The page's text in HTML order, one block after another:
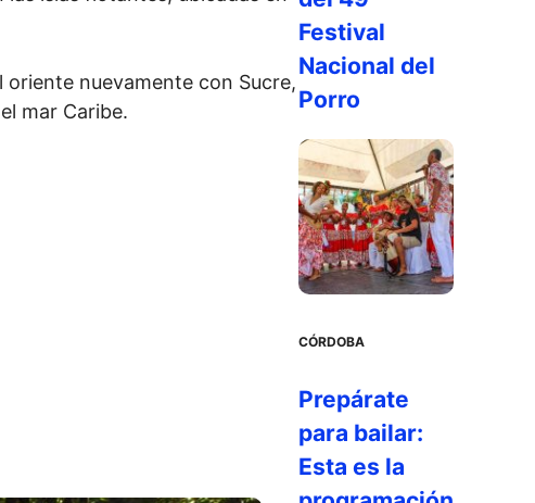
nuevamente con Sucre,
mar Caribe.
Festival
Nacional del
Porro
CÓRDOBA
Prepárate
para bailar:
Esta es la